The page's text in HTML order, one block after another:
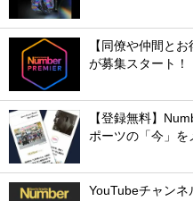
【同僚や仲間と
が募集スタート！
【登録無料】
ポーツの「今」を
YouTubeチャン